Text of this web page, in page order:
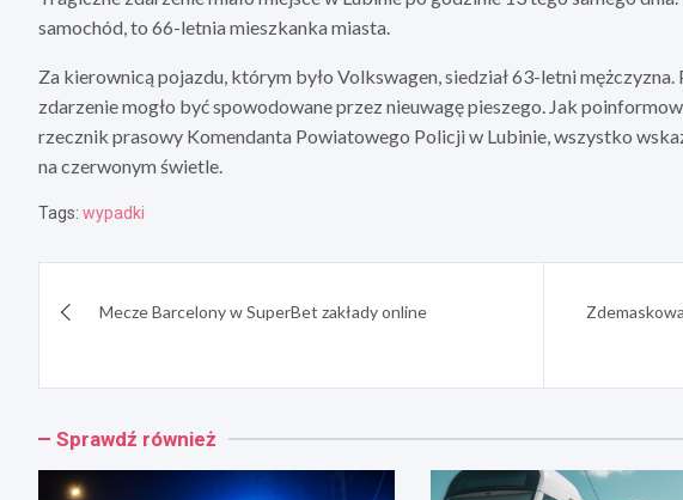
samochód, to 66-letnia mieszkanka miasta.
Za kierownicą pojazdu, którym było Volkswagen, siedział 63-letni
zdarzenie mogło być spowodowane przez nieuwagę pieszego. Jak
rzecznik prasowy Komendanta Powiatowego Policji w Lubinie, wszystko
na czerwonym świetle.
Tags: wypadki
wpisuMecze Barcelony w SuperBet zakłady online
Sprawdź również